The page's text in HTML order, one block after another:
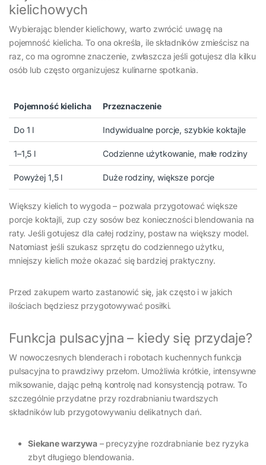
kielichowych
Wybierając blender kielichowy, warto zwrócić uwagę na
pojemność kielicha. To ona określa, ile składników zmieścisz na
raz, co ma ogromne znaczenie, zwłaszcza jeśli gotujesz dla kilku
osób lub często organizujesz kulinarne spotkania.
Pojemność kielicha Przeznaczenie
Do 1 l Indywidualne porcje, szybkie koktajle
1–1,5 l Codzienne użytkowanie, małe rodziny
Powyżej 1,5 l Duże rodziny, większe porcje
Większy kielich to wygoda – pozwala przygotować większe
porcje koktajli, zup czy sosów bez konieczności blendowania na
raty. Jeśli gotujesz dla całej rodziny, postaw na większy model.
Natomiast jeśli szukasz sprzętu do codziennego użytku,
mniejszy kielich może okazać się bardziej praktyczny.
Przed zakupem warto zastanowić się, jak często i w jakich
ilościach będziesz przygotowywać posiłki.
Funkcja pulsacyjna – kiedy się przydaje?
W nowoczesnych blenderach i robotach kuchennych funkcja
pulsacyjna to prawdziwy przełom. Umożliwia krótkie, intensywne
miksowanie, dając pełną kontrolę nad konsystencją potraw. To
szczególnie przydatne przy rozdrabnianiu twardszych
składników lub przygotowywaniu delikatnych dań.
Siekane warzywa– precyzyjne rozdrabnianie bez ryzyka
zbyt długiego blendowania.